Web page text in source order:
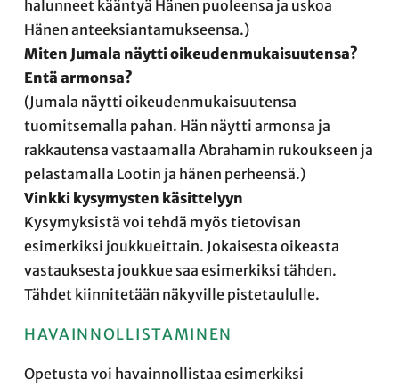
halunneet kääntyä Hänen puoleensa ja uskoa
Hänen anteeksiantamukseensa.)
Miten Jumala näytti oikeudenmukaisuutensa?
Entä armonsa?
(Jumala näytti oikeudenmukaisuutensa
tuomitsemalla pahan. Hän näytti armonsa ja
rakkautensa vastaamalla Abrahamin rukoukseen ja
pelastamalla Lootin ja hänen perheensä.)
Vinkki kysymysten käsittelyyn
Kysymyksistä voi tehdä myös tietovisan
esimerkiksi joukkueittain. Jokaisesta oikeasta
vastauksesta joukkue saa esimerkiksi tähden.
Tähdet kiinnitetään näkyville pistetaululle.
HAVAINNOLLISTAMINEN
Opetusta voi havainnollistaa esimerkiksi